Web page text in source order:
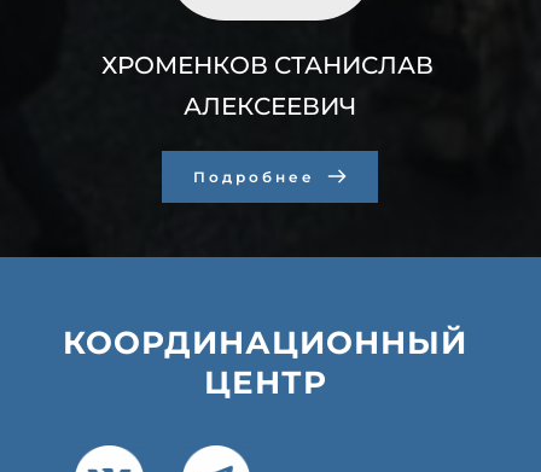
ХРОМЕНКОВ СТАНИСЛАВ
АЛЕКСЕЕВИЧ
Подробнее
КООРДИНАЦИОННЫЙ
ЦЕНТР